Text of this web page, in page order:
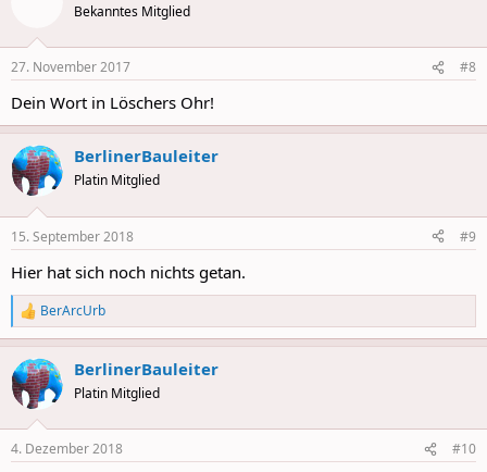
Bekanntes Mitglied
27. November 2017 #8
Dein Wort in Löschers Ohr!
BerlinerBauleiter
Platin Mitglied
15. September 2018 #9
Hier hat sich noch nichts getan.
R
e
a
c
t
i
s
BerArcUrb
BerlinerBauleiter
Platin Mitglied
4. Dezember 2018 #10